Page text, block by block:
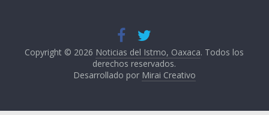
Copyright © 2026 Noticias del Istmo, Oaxaca. Todos los
derechos reservados.
Desarrollado por Mirai Creativo